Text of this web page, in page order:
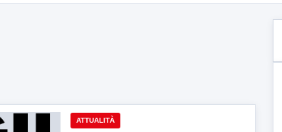
ATTUALITÀ